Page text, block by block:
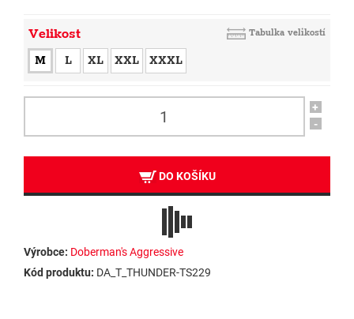
Velikost Tabulka velikostí
M L XL XXL XXXL
+
-
DO KOŠÍKU
Výrobce: Doberman's Aggressive
Kód produktu: DA_T_THUNDER-TS229